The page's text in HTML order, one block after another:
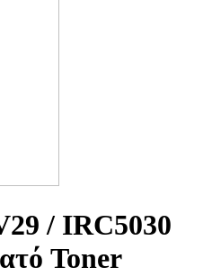
/ IRC5030
Toner